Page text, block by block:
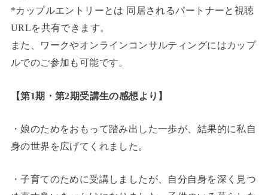
*カップルエントリーとは 同居されるパートナーと視聴
URLを共有できます。
また、ワークやオンラインコンサルティングにはカップ
ルでのご参加も可能です。
【第1期・第2期受講生の感想より】
・娘のためをおもって踏み出した一歩が、結果的に私自
身の世界を広げてくれました。
・子育てのために受講しましたが、自分自身を深く見つ